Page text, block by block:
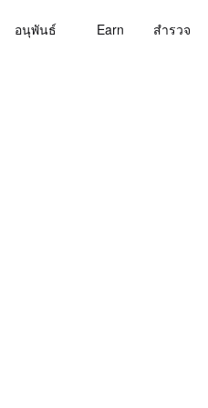
อนุพันธ์ Earn สํารวจ